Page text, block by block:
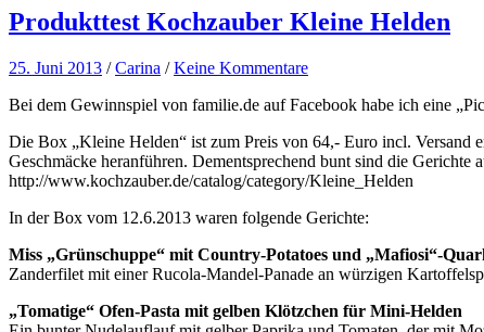
Produkttest Kochzauber Kleine Helden
25. Juni 2013 /Carina /Keine Kommentare
Bei dem Gewinnspiel von familie.de auf Facebook habe ich eine
Die Box „Kleine Helden“ ist zum Preis von 64,- Euro incl. Versand
Geschmäcke heranführen. Dementsprechend bunt sind die Gerichte
http://www.kochzauber.de/catalog/category/Kleine_Helden
In der Box vom 12.6.2013 waren folgende Gerichte:
Miss „Grünschuppe“ mit Country-Potatoes und „Mafiosi“-
Zanderfilet mit einer Rucola-Mandel-Panade an würzigen
„Tomatige“ Ofen-Pasta mit gelben Klötzchen für Mini-Helden